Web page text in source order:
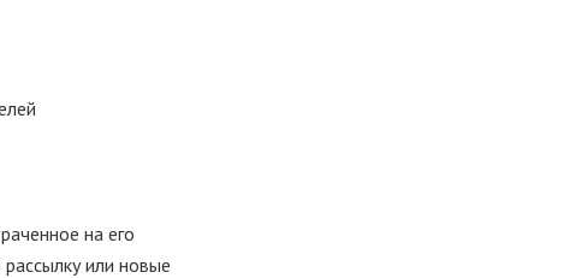
на его
или новые